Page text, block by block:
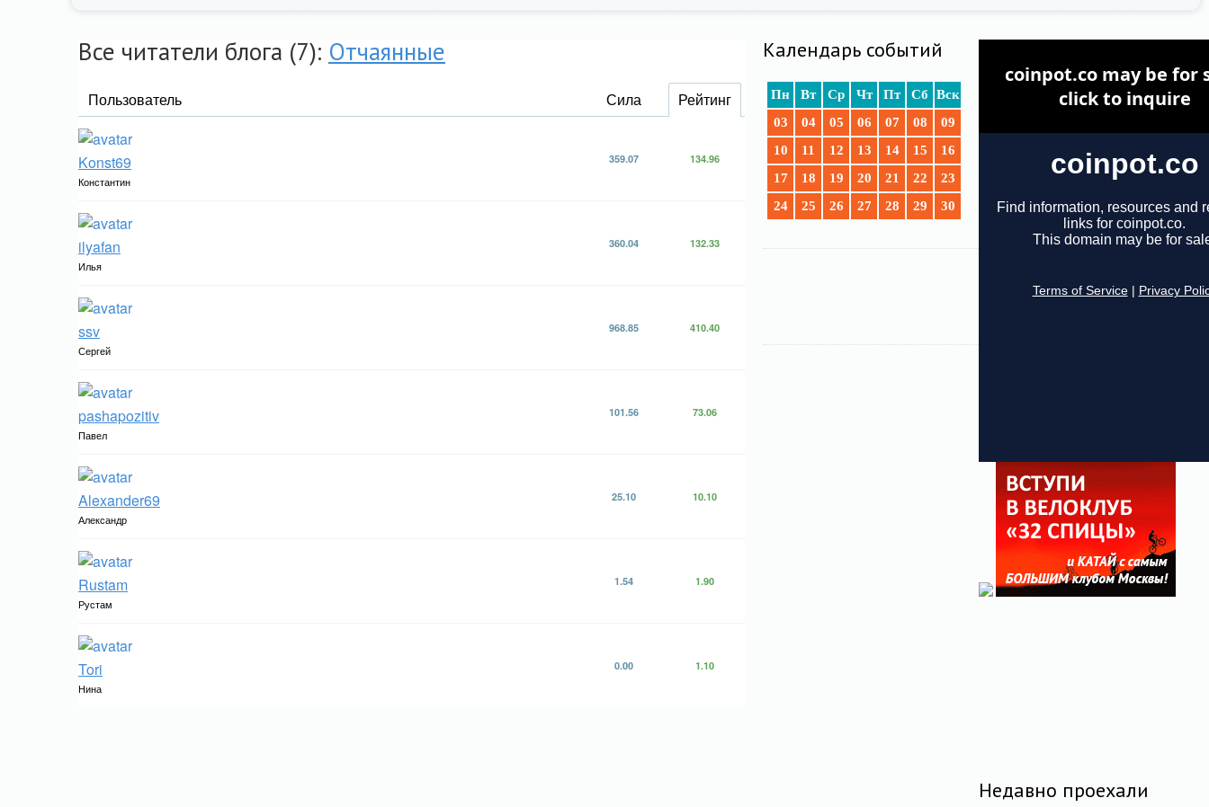
Недавно проехали
Календарь событий
Пн Вт Ср Чт Пт Сб
Вск
03
04 05 06 07 08
09
10
11 12 13 14 15
16
17
18 19 20 21 22
23
24
25 26 27 28 29 30
Все читатели блога (7): Отчаянные
Пользователь Сила Рейтинг
Konst69
Константин
359.07 134.96
ilyafan
Илья
360.04 132.33
ssv
Сергей
968.85 410.40
pashapozitiv
Павел
101.56 73.06
Alexander69
Александр
25.10 10.10
Rustam
Рустам
1.54 1.90
Tori
Нина
0.00 1.10